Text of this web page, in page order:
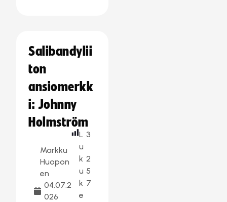
Salibandylii
ton
ansiomerkk
i: Johnny
Holmström
Markku
Huopon
en
04.07.2
026
L
u
k
u
k
e
3
2
5
7